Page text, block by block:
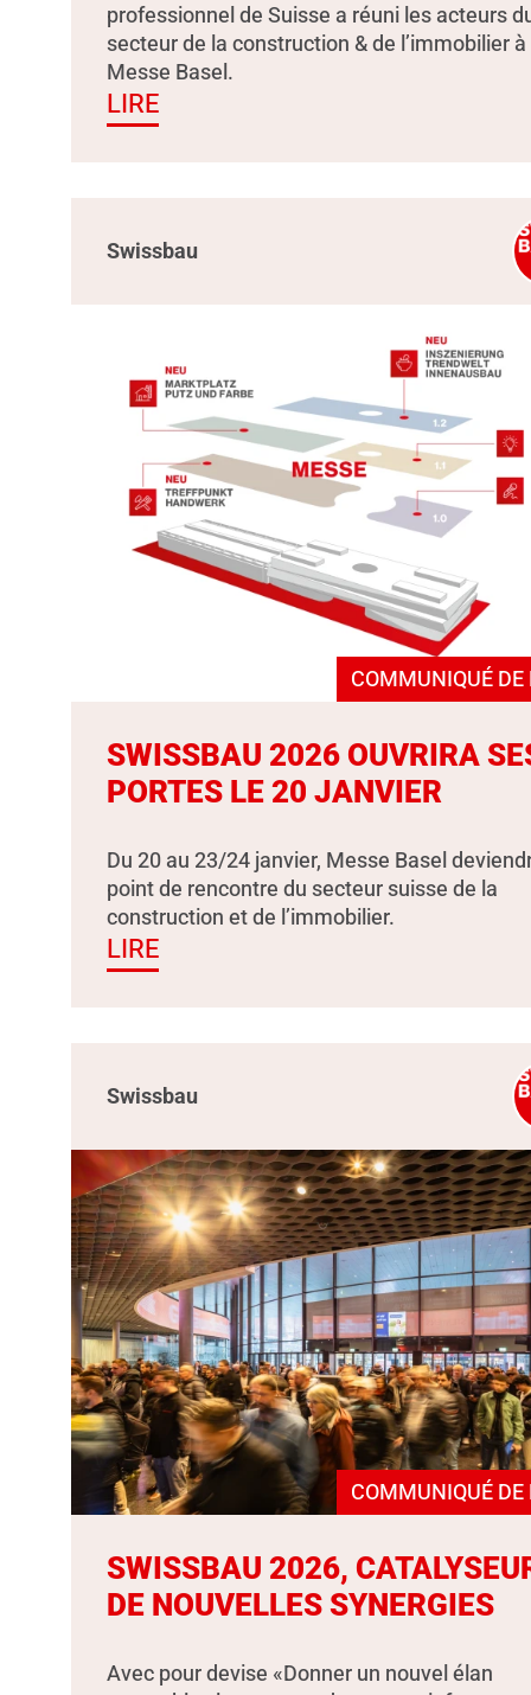
professionnel de Suisse a réuni les acteurs
secteur de la construction & de l’immobilier à
Messe Basel.
LIRE
Swissbau
COMMUNIQUÉ DE
SWISSBAU 2026 OUVRIRA
PORTES LE 20 JANVIER
Du 20 au 23/24 janvier, Messe Basel
point de rencontre du secteur suisse de la
construction et de l’immobilier.
LIRE
Swissbau
COMMUNIQUÉ DE
SWISSBAU 2026,
DE NOUVELLES SYNERGIES
Avec pour devise «Donner un nouvel élan